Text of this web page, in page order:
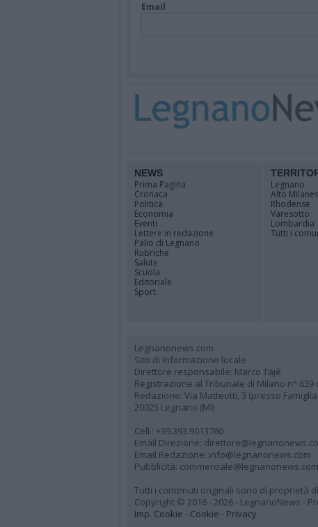
Email
NEWS
Prima Pagina
Cronaca
Politica
Economia
Eventi
Lettere in redazione
Palio di Legnano
Rubriche
Salute
Scuola
Editoriale
Sport
Legnano
Alto
Rhodense
Varesotto
Lombardia
Tutti i
Legnanonews.com
Sito di informazione locale
Direttore responsabile: Marco Tajè
Registrazione al Tribunale di Milano n° 639
Redazione: Via Matteotti, 3 (presso
20025 Legnano (MI)
Cell.: +39.393.9013760
Email Direzione:
Email Redazione: info@legnanonews.com
Pubblicità: commerciale@legnanonews.com
Tutti i contenuti originali sono di proprietà
Copyright © 2016 - 2026 - LegnanoNews -
Imp. Cookie - Cookie - Privacy